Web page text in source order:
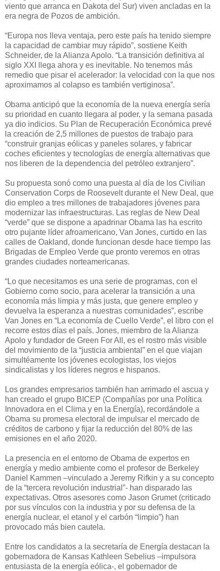
viento que arranca en Dakota del Sur) viven ancladas en la
era negra de Pozos de ambición.
“Europa nos lleva ventaja, pero este país ha tenido siempre
la capacidad de cambiar muy rápido”, sostiene Keith
Schneider, de la Alianza Apolo. “La transición definitiva al
siglo XXI llega ahora y es inevitable. No tenemos más
remedio que pisar el acelerador: la velocidad con la que nos
aproximamos al colapso es también vertiginosa”.
Obama anticipó que la economía de la nueva energía sería
su prioridad en cuanto llegara al poder, y la semana pasada
ya dio indicios. Su Plan de Recuperación Económica prevé
la creación de 2,5 millones de puestos de trabajo para
“construir granjas eólicas y paneles solares, y fabricar
coches eficientes y tecnologías de energía alternativas que
nos liberen de la dependencia del petróleo extranjero”.
Su propuesta sonó como una puesta al día de los Civilian
Conservation Corps de Roosevelt durante el New Deal, que
dio empleo a tres millones de trabajadores jóvenes para
modernizar las infraestructuras. Las reglas de New Deal
“verde” que se dispone a apadrinar Obama las ha escrito
otro pujante líder afroamericano, Van Jones, curtido en las
calles de Oakland, donde funcionan desde hace tiempo las
Brigadas de Empleo Verde que pronto veremos en otras
grandes ciudades norteamericanas.
“Lo que necesitamos es una serie de programas, con el
Gobierno como socio, para acelerar la transición a una
economía más limpia y más justa, que genere empleo y
devuelva la esperanza a nuestras comunidades”, escribe
Van Jones en “La economía de Cuello Verde”, el libro con el
recorre estos días el país. Jones, miembro de la Alianza
Apolo y fundador de Green For All, es el rostro más visible
del movimiento de la “justicia ambiental” en el que viajan
simultéamente los jóvenes ecologistas, los viejos
sindicalistas y los líderes negros e hispanos.
Los grandes empresarios también han arrimado el ascua y
han creado el grupo BICEP (Compañías por una Política
Innovadora en el Clima y en la Energía), recordándole a
Obama su promesa electoral de impulsar el mercado de
créditos de carbono y fijar la reducción del 80% de las
emisiones en el año 2020.
La presencia en el entorno de Obama de expertos en
energía y medio ambiente como el profesor de Berkeley
Daniel Kammen –vinculado a Jeremy Rifkin y a su concepto
de la “tercera revolución industrial”- han disparado las
expectativas. Otros asesores como Jason Grumet (criticado
por sus vínculos con la industria y por su defensa de la
energía nuclear, el etanol y el carbón “limpio”) han
provocado más bien cautela.
Entre los candidatos a la secretaría de Energía destacan la
gobernadora de Kansas Kathleen Sebelius –impulsora
entusiasta de la energía eólica-, el gobernador de